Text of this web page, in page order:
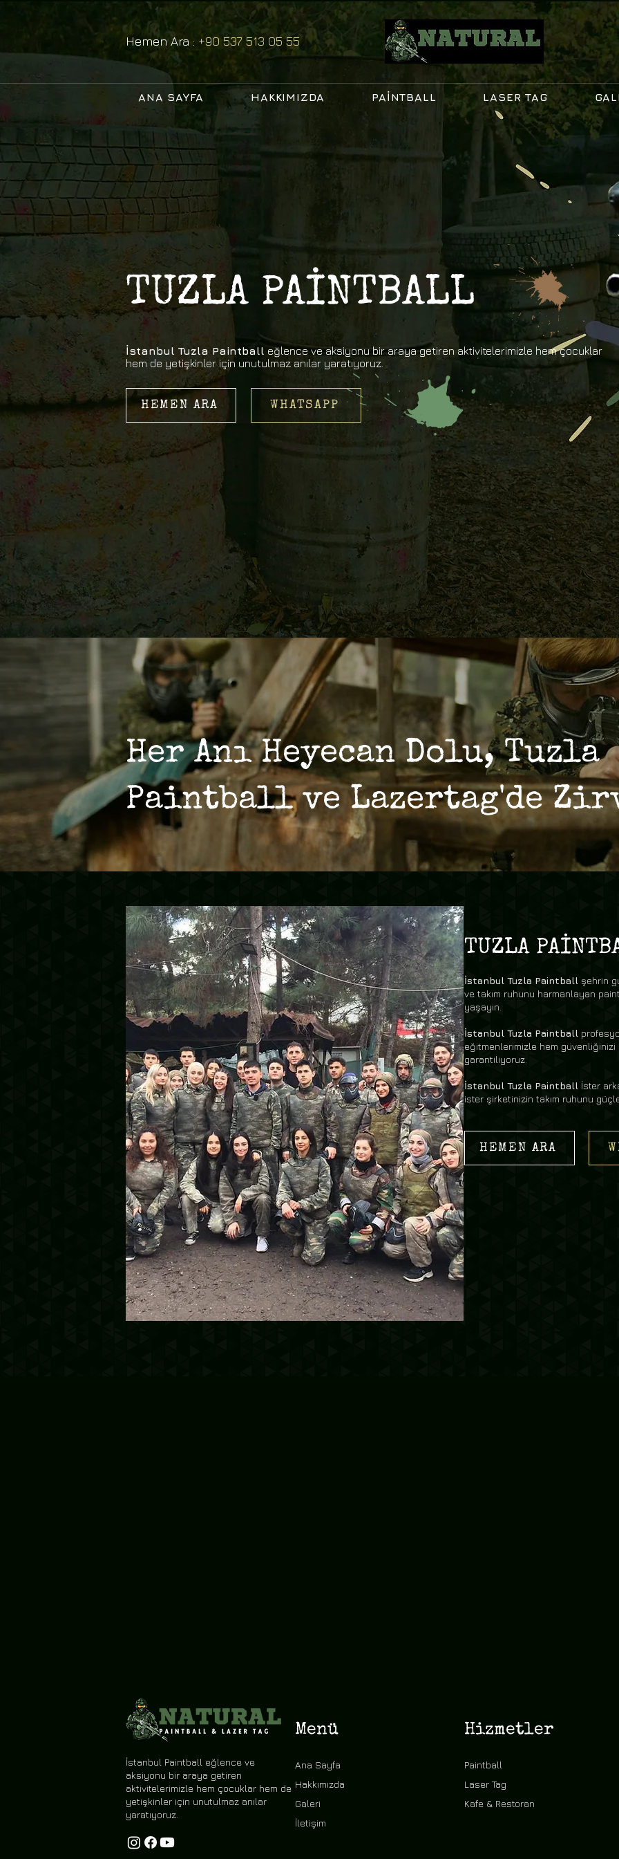
Hemen Ara : +90 537 513 05 55
ANA SAYFA HAKKIMIZDA PAINTBALL LASER TAG
TUZLA PAİNTBALL
İstanbul Tuzla Paintball eğlence ve aksiyonu bir araya getiren aktivitelerimizle hem çocuklar
hem de yetişkinler için unutulmaz anılar yaratıyoruz.
HEMEN ARA WHATSAPP
Her Anı Heyecan Dolu, Tuzla
Paintball ve Lazertag'de
TUZLA
İstanbul Tuzla Paintball şehrin
ve takım ruhunu harmanlayan
yaşayın.
İstanbul Tuzla Paintball
eğitmenlerimizle hem
garantiliyoruz.
İstanbul Tuzla Paintball İster
ister şirketinizin takım ruhunu
HEMEN ARA
İstanbul Paintball eğlence ve
aksiyonu bir araya getiren
aktivitelerimizle hem çocuklar hem de
yetişkinler için unutulmaz anılar
yaratıyoruz.
Menü
Ana Sayfa
Hakkımızda
Galeri
İletişim
Hizmetler
Paintball
Laser Tag
Kafe & Restoran